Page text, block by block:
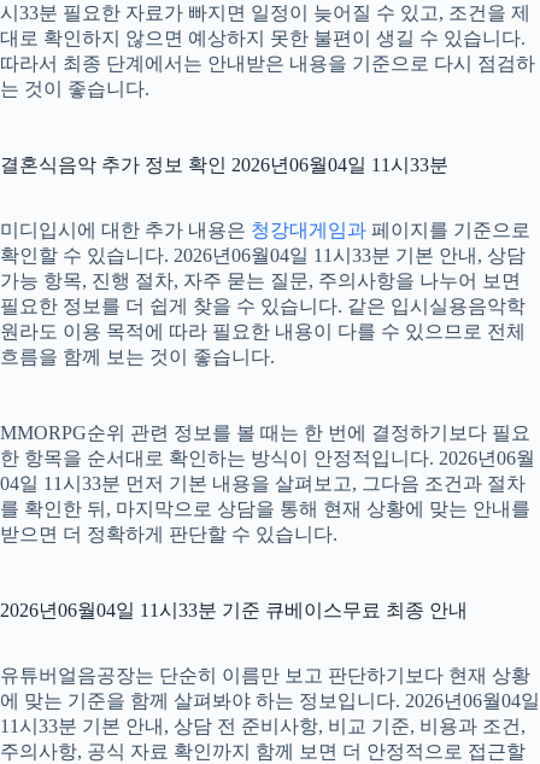
시33분 필요한 자료가 빠지면 일정이 늦어질 수 있고, 조건을 제
대로 확인하지 않으면 예상하지 못한 불편이 생길 수 있습니다.
따라서 최종 단계에서는 안내받은 내용을 기준으로 다시 점검하
는 것이 좋습니다.
결혼식음악 추가 정보 확인 2026년06월04일 11시33분
미디입시에 대한 추가 내용은 청강대게임과 페이지를 기준으로
확인할 수 있습니다. 2026년06월04일 11시33분 기본 안내, 상담
가능 항목, 진행 절차, 자주 묻는 질문, 주의사항을 나누어 보면
필요한 정보를 더 쉽게 찾을 수 있습니다. 같은 입시실용음악학
원라도 이용 목적에 따라 필요한 내용이 다를 수 있으므로 전체
흐름을 함께 보는 것이 좋습니다.
MMORPG순위 관련 정보를 볼 때는 한 번에 결정하기보다 필요
한 항목을 순서대로 확인하는 방식이 안정적입니다. 2026년06월
04일 11시33분 먼저 기본 내용을 살펴보고, 그다음 조건과 절차
를 확인한 뒤, 마지막으로 상담을 통해 현재 상황에 맞는 안내를
받으면 더 정확하게 판단할 수 있습니다.
2026년06월04일 11시33분 기준 큐베이스무료 최종 안내
유튜버얼음공장는 단순히 이름만 보고 판단하기보다 현재 상황
에 맞는 기준을 함께 살펴봐야 하는 정보입니다. 2026년06월04일
11시33분 기본 안내, 상담 전 준비사항, 비교 기준, 비용과 조건,
주의사항, 공식 자료 확인까지 함께 보면 더 안정적으로 접근할